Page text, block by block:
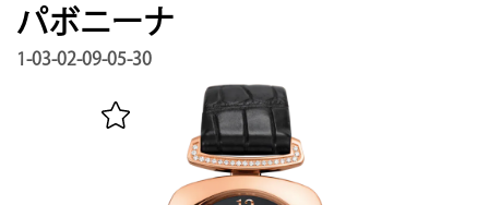
パボニーナ
1-03-02-09-05-30